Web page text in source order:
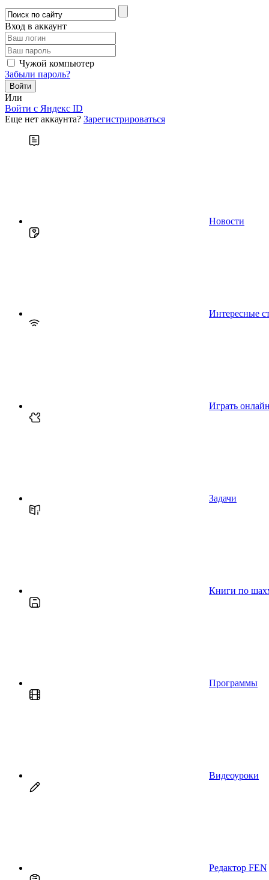
Вход в аккаунт
Чужой компьютер
Забыли пароль?
Или
Войти c Яндекс ID
Еще нет аккаунта? Зарегистрироваться
Новости
Интересные
Играть онлайн
Задачи
Книги по
Программы
Видеоуроки
Редактор FEN